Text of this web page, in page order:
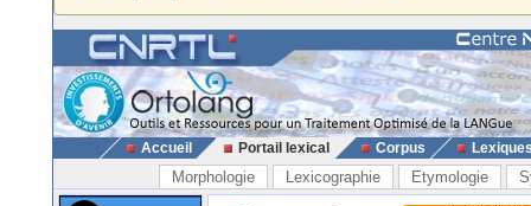
Accueil Portail lexical Corpus
Morphologie Lexicographie Etymologie